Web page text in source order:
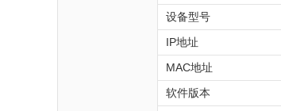
设备型号
IP地址
MAC地址
软件版本